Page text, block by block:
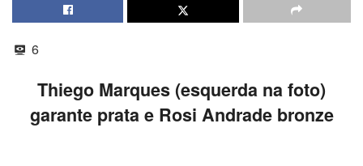
6
Thiego Marques (esquerda na foto)
garante prata e Rosi Andrade bronze